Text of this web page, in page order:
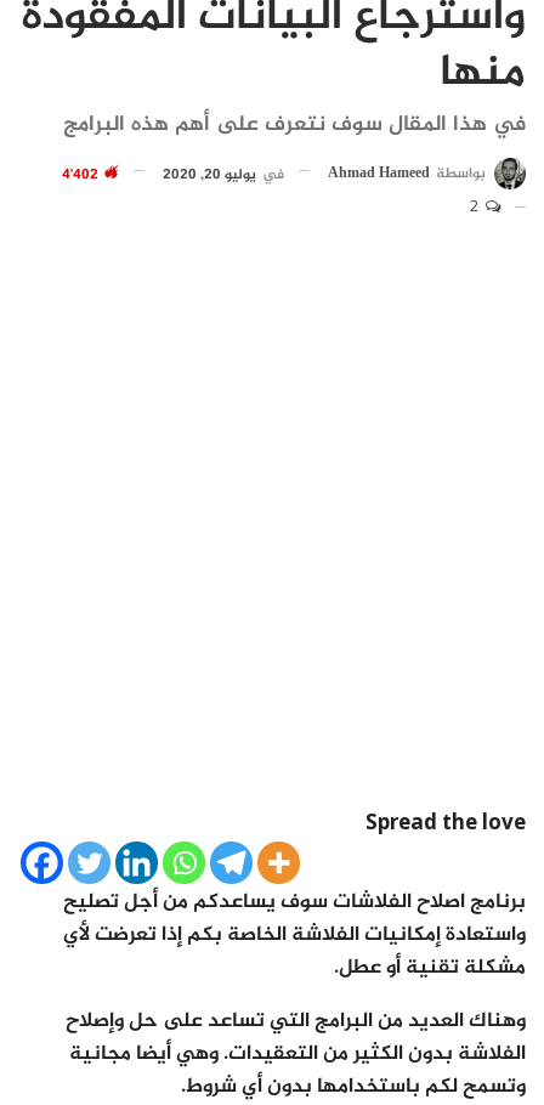
واسترجاع البيانات المفقودة
منها
في هذا المقال سوف نتعرف على أهم هذه البرامج
بواسطة Ahmad Hameed في يوليو 20, 2020
Spread the love
برنامج اصلاح الفلاشات سوف يساعدكم من أجل تصليح
واستعادة إمكانيات الفلاشة الخاصة بكم إذا تعرضت لأي
مشكلة تقنية أو عطل.
وهناك العديد من البرامج التي تساعد على حل وإصلاح
الفلاشة بدون الكثير من التعقيدات. وهي أيضا مجانية
وتسمح لكم باستخدامها بدون أي شروط.